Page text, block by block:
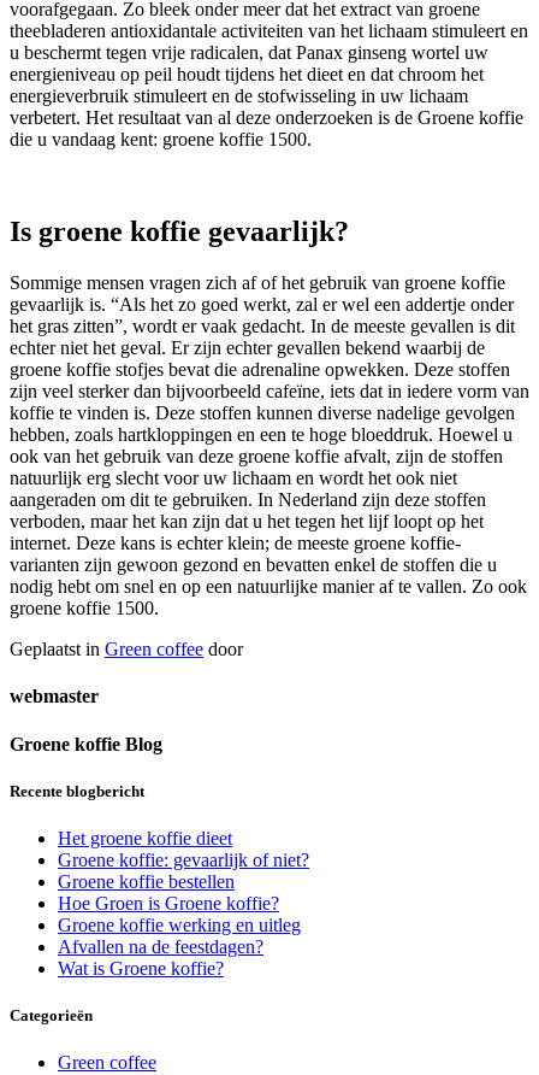
voorafgegaan. Zo bleek onder meer dat het extract van groene
theebladeren antioxidantale activiteiten van het lichaam stimuleert en
u beschermt tegen vrije radicalen, dat Panax ginseng wortel uw
energieniveau op peil houdt tijdens het dieet en dat chroom het
energieverbruik stimuleert en de stofwisseling in uw lichaam
verbetert. Het resultaat van al deze onderzoeken is de Groene koffie
die u vandaag kent: groene koffie 1500.
Is groene koffie gevaarlijk?
Sommige mensen vragen zich af of het gebruik van groene koffie
gevaarlijk is. “Als het zo goed werkt, zal er wel een addertje onder
het gras zitten”, wordt er vaak gedacht. In de meeste gevallen is dit
echter niet het geval. Er zijn echter gevallen bekend waarbij de
groene koffie stofjes bevat die adrenaline opwekken. Deze stoffen
zijn veel sterker dan bijvoorbeeld cafeïne, iets dat in iedere vorm van
koffie te vinden is. Deze stoffen kunnen diverse nadelige gevolgen
hebben, zoals hartkloppingen en een te hoge bloeddruk. Hoewel u
ook van het gebruik van deze groene koffie afvalt, zijn de stoffen
natuurlijk erg slecht voor uw lichaam en wordt het ook niet
aangeraden om dit te gebruiken. In Nederland zijn deze stoffen
verboden, maar het kan zijn dat u het tegen het lijf loopt op het
internet. Deze kans is echter klein; de meeste groene koffie-
varianten zijn gewoon gezond en bevatten enkel de stoffen die u
nodig hebt om snel en op een natuurlijke manier af te vallen. Zo ook
groene koffie 1500.
Geplaatst in Green coffee door
webmaster
Groene koffie Blog
Recente blogbericht
Het groene koffie dieet
Groene koffie: gevaarlijk of niet?
Groene koffie bestellen
Hoe Groen is Groene koffie?
Groene koffie werking en uitleg
Afvallen na de feestdagen?
Wat is Groene koffie?
Categorieën
Green coffee